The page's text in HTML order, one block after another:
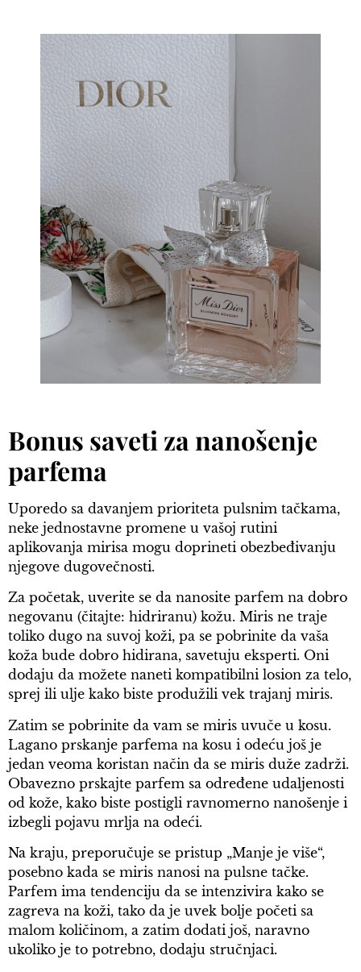
Bonus saveti za nanošenje
parfema
Uporedo sa davanjem prioriteta pulsnim tačkama,
neke jednostavne promene u vašoj rutini
aplikovanja mirisa mogu doprineti obezbeđivanju
njegove dugovečnosti.
Za početak, uverite se da nanosite parfem na dobro
negovanu (čitajte: hidriranu) kožu. Miris ne traje
toliko dugo na suvoj koži, pa se pobrinite da vaša
koža bude dobro hidirana, savetuju eksperti. Oni
dodaju da možete naneti kompatibilni losion za telo,
sprej ili ulje kako biste produžili vek trajanj miris.
Zatim se pobrinite da vam se miris uvuče u kosu.
Lagano prskanje parfema na kosu i odeću još je
jedan veoma koristan način da se miris duže zadrži.
Obavezno prskajte parfem sa određene udaljenosti
od kože, kako biste postigli ravnomerno nanošenje i
izbegli pojavu mrlja na odeći.
Na kraju, preporučuje se pristup „Manje je više“,
posebno kada se miris nanosi na pulsne tačke.
Parfem ima tendenciju da se intenzivira kako se
zagreva na koži, tako da je uvek bolje početi sa
malom količinom, a zatim dodati još, naravno
ukoliko je to potrebno, dodaju stručnjaci.